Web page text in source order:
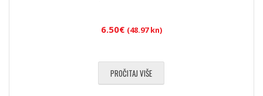
6.50€ (48.97 kn)
PROČITAJ VIŠE